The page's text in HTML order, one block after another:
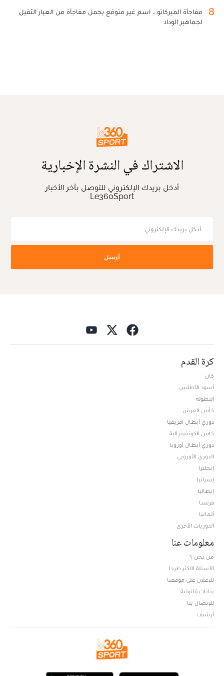
8
مفاجأة الميركاتو... اسم غير متوقع يحمل مفاجأة من العيار الثقيل
لجماهير الوداد
الاشتراك في النشرة الإخبارية
أدخل بريدك الإلكتروني للتوصل بآخر الأخبار
Le360Sport
أرسل
كرة القدم
كان
أسود الأطلس
البطولة
كأس العرش
دوري أبطال افريقيا
كأس الكونفيدرالية
دوري أبطال أوروبا
الدوري الأوروبي
إنجلترا
إسبانيا
إيطاليا
فرنسا
ألمانيا
الدوريات الأخرى
معلومات عنا
من نحن ؟
الأسئلة الأكثر طرحا
للإعلان على موقعنا
بيانات قانونية
للإتصال بنا
أرشيف